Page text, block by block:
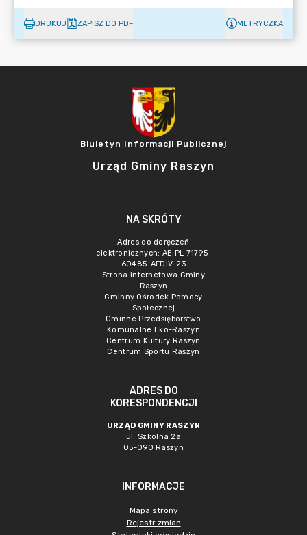
DRUKUJ ZAPISZ DO PDF METRYCZKA
Biuletyn Informacji Publicznej
Urząd Gminy Raszyn
NA SKRÓTY
Adres do doręczeń
elektronicznych: AE:PL-71795-
60485-AFDIV-23
Strona internetowa Gminy
Raszyn
Gminny Ośrodek Pomocy
Społecznej
Gminne Przedsięborstwo
Komunalne Eko-Raszyn
Centrum Kultury Raszyn
Centrum Sportu Raszyn
ADRES DO
KORESPONDENCJI
URZĄD GMINY RASZYN
ul. Szkolna 2a
05-090 Raszyn
INFORMACJE
Mapa strony
Rejestr zmian